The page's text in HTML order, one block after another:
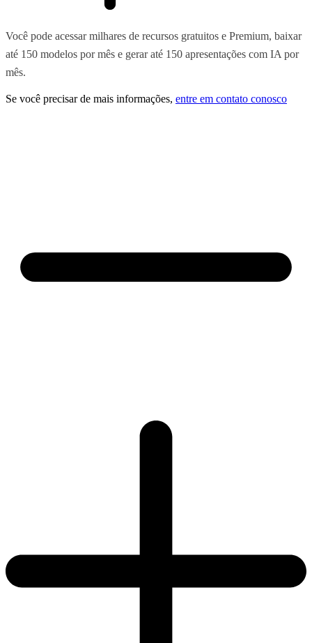
Você pode acessar milhares de recursos gratuitos e Premium, baixar
até 150 modelos por mês e gerar até 150 apresentações com IA por
mês.
Se você precisar de mais informações, entre em contato conosco